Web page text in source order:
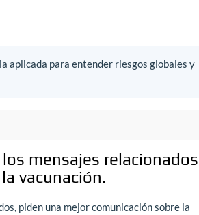
aplicada para entender riesgos globales y
mensajes relacionados
vacunación.
piden una mejor comunicación sobre la